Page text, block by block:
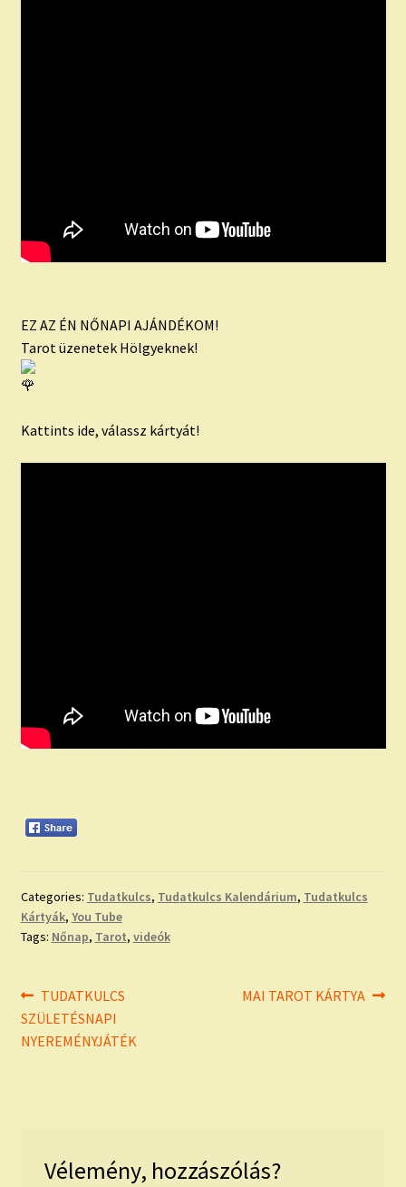
EZ AZ ÉN NŐNAPI AJÁNDÉKOM!
Tarot üzenetek Hölgyeknek!
Kattints ide, válassz kártyát!
Categories: Tudatkulcs, Tudatkulcs Kalendárium, Tudatkulcs
Kártyák, You Tube
Tags: Nőnap, Tarot, videók
Bejegyzés
navigáció
Previous
post:
TUDATKULCS
SZÜLETÉSNAPI
NYEREMÉNYJÁTÉK
Next
MAI TAROT KÁRTYA
Vélemény, hozzászólás?